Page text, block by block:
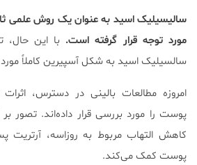
سالیسیلیک اسید به عنوان یک روش علمی
مورد توجه قرار گرفته است. با این حال،
سالسیلیک اسید به شکل آسپیرین کاملاً مورد
امروزه مطالعات بالینی در دسترس،
پوست را مورد بررسی قرار داده‌اند. تصور
کاهش التهاب مربوط به روزاسه، آرتریت
پوست کمک می‌کند.